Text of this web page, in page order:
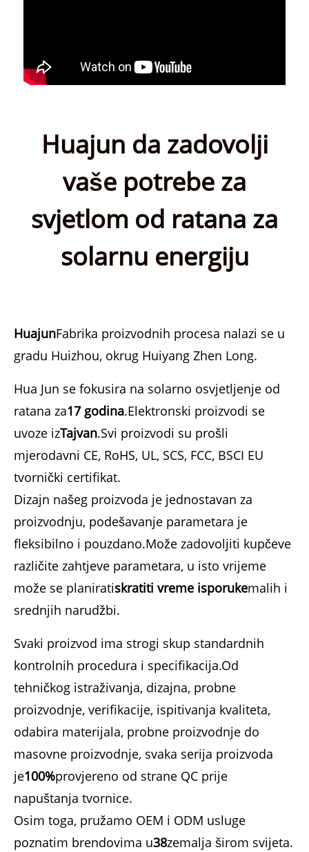
Huajun da zadovolji
vaše potrebe za
svjetlom od ratana za
solarnu energiju
HuajunFabrika proizvodnih procesa nalazi se u
gradu Huizhou, okrug Huiyang Zhen Long.
Hua Jun se fokusira na solarno osvjetljenje od
ratana za17 godina.Elektronski proizvodi se
uvoze izTajvan.Svi proizvodi su prošli
mjerodavni CE, RoHS, UL, SCS, FCC, BSCI EU
tvornički certifikat.
Dizajn našeg proizvoda je jednostavan za
proizvodnju, podešavanje parametara je
fleksibilno i pouzdano.Može zadovoljiti kupčeve
različite zahtjeve parametara, u isto vrijeme
može se planiratiskratiti vreme isporukemalih i
srednjih narudžbi.
Svaki proizvod ima strogi skup standardnih
kontrolnih procedura i specifikacija.Od
tehničkog istraživanja, dizajna, probne
proizvodnje, verifikacije, ispitivanja kvaliteta,
odabira materijala, probne proizvodnje do
masovne proizvodnje, svaka serija proizvoda
je100%provjereno od strane QC prije
napuštanja tvornice.
Osim toga, pružamo OEM i ODM usluge
poznatim brendovima u38zemalja širom svijeta.